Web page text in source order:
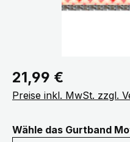
Regulärer Preis:
21,99 €
Preise inkl. MwSt. zzgl.
Wähle das Gurtband